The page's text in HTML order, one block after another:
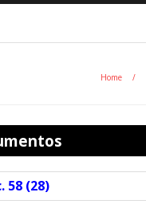
Home /
58 (28)